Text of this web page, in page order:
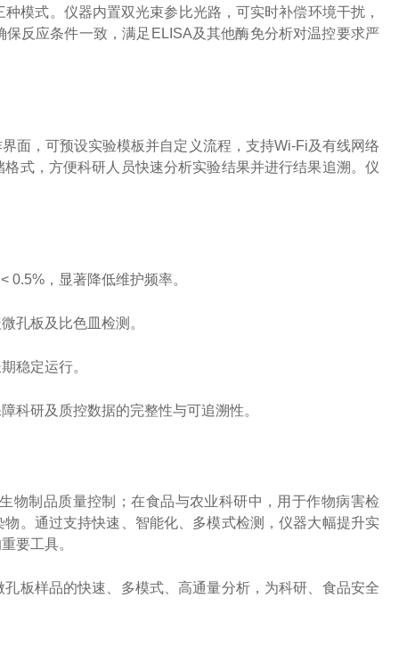
模式。仪器内置双光束参比光路，可实时补偿环境干扰，
反应条件一致，满足ELISA及其他酶免分析对温控要求严
面，可预设实验模板并自定义流程，支持Wi-Fi及有线网络
式，方便科研人员快速分析实验结果并进行结果追溯。仪
0.5%，显著降低维护频率。
孔板及比色皿检测。
稳定运行。
科研及质控数据的完整性与可追溯性。
物制品质量控制；在食品与农业科研中，用于作物病害检
。通过支持快速、智能化、多模式检测，仪器大幅提升实
要工具。
板样品的快速、多模式、高通量分析，为科研、食品安全